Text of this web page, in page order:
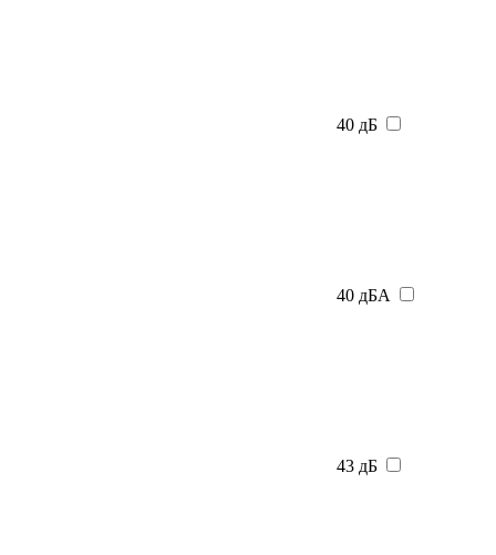
40 дБ
40 дБА
43 дБ